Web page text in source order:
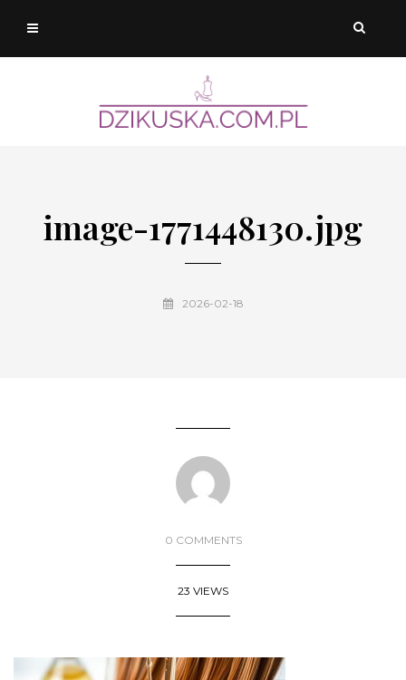
image-1771448130.jpg
2026-02-18
0 COMMENTS
23 VIEWS